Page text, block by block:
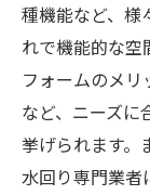
種機能など、様
れで機能的な空
フォームのメ
など、ニーズに
挙げられます。
水回り専門業者